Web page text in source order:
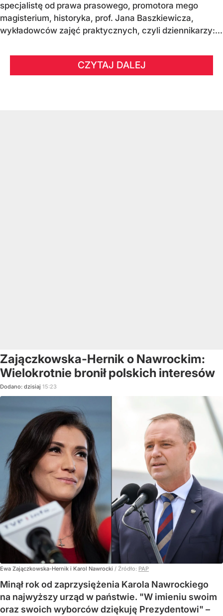
specjalistę od prawa prasowego, promotora mego
magisterium, historyka, prof. Jana Baszkiewicza,
wykładowców zajęć praktycznych, czyli dziennikarzy:...
CZYTAJ DALEJ
Zajączkowska-Hernik o Nawrockim:
Wielokrotnie bronił polskich interesów
Dodano: dzisiaj 15:23
Ewa Zajączkowska-Hernik i Karol Nawrocki / Źródło: PAP
Minął rok od zaprzysiężenia Karola Nawrockiego
na najwyższy urząd w państwie. "W imieniu swoim
oraz swoich wyborców dziękuję Prezydentowi" –